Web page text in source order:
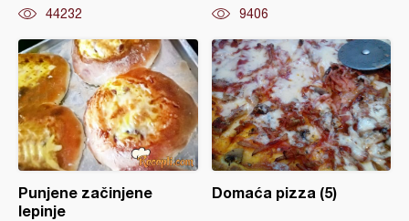
44232 9406
Punjene začinjene
lepinje
Domaća pizza (5)